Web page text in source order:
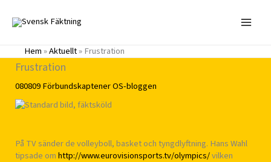
innehåll
Hem»Aktuellt»Frustration
Frustration
080809FörbundskaptenerOS-bloggen
På TV sänder de volleyboll, basket och tyngdlyftning. Hans Wahl
tipsade omhttp://www.eurovisionsports.tv/olympics/vilken